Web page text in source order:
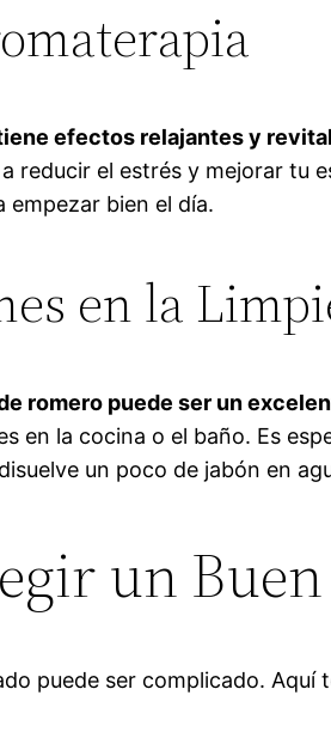
efectos relajantes y
reducir el estrés y mejorar tu
bien el día.
en la
romero puede ser un
en la cocina o el baño. Es
un poco de jabón en
un
puede ser complicado.